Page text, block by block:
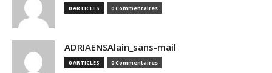
0 ARTICLES 0 Commentaires
ADRIAENSAlain_sans-mail
0 ARTICLES 0 Commentaires